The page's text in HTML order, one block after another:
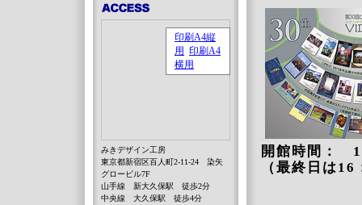
開館時間：
（最終日は
みきデザイン工房
東京都新宿区百人町2-11-24 染矢
グロービル7F
山手線 新大久保駅 徒歩2分
中央線 大久保駅 徒歩4分